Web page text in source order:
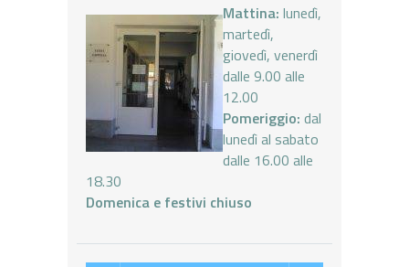
Mattina: lunedì,
martedì,
giovedì, venerdì
dalle 9.00 alle
12.00
Pomeriggio: dal
lunedì al sabato
dalle 16.00 alle
18.30
Domenica e festivi chiuso